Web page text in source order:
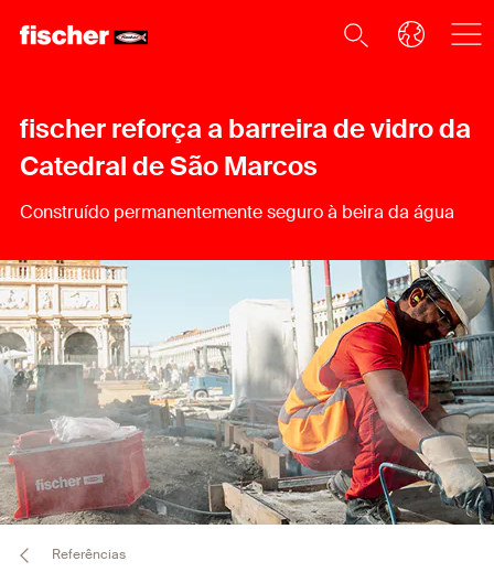
fischer reforça a barreira de vidro da
Catedral de São Marcos
Construído permanentemente seguro à beira da água
Referências